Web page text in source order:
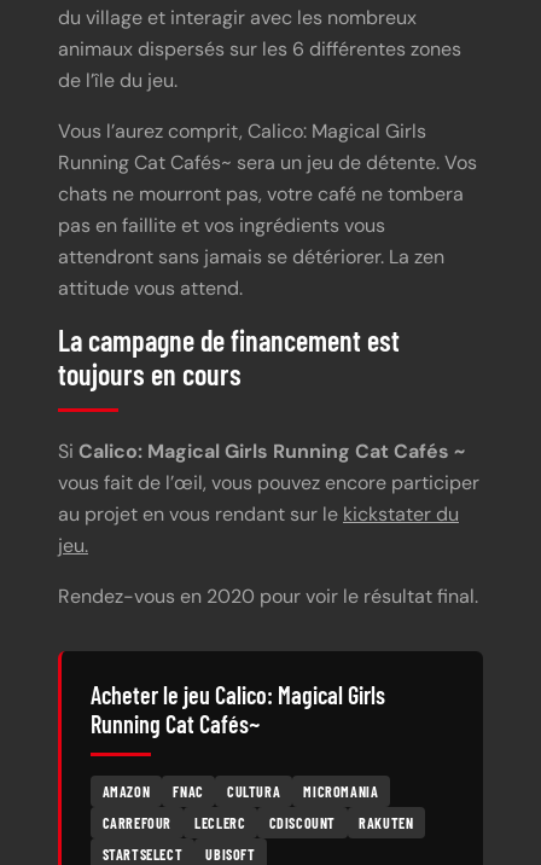
du village et interagir avec les nombreux
animaux dispersés sur les 6 différentes zones
de l’île du jeu.
Vous l’aurez comprit, Calico: Magical Girls
Running Cat Cafés~ sera un jeu de détente. Vos
chats ne mourront pas, votre café ne tombera
pas en faillite et vos ingrédients vous
attendront sans jamais se détériorer. La zen
attitude vous attend.
La campagne de financement est
toujours en cours
Si Calico: Magical Girls Running Cat Cafés ~
vous fait de l’œil, vous pouvez encore participer
au projet en vous rendant sur le kickstater du
jeu.
Rendez-vous en 2020 pour voir le résultat final.
Acheter le jeu Calico: Magical Girls
Running Cat Cafés~
AMAZON FNAC CULTURA
MICROMANIA
CARREFOUR
LECLERC CDISCOUNT
RAKUTEN
STARTSELECT
UBISOFT